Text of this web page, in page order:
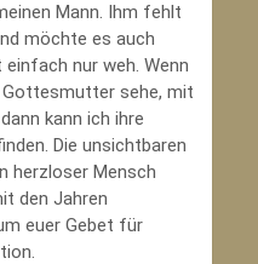
Mann. Ihm fehlt
möchte es auch
nur weh. Wenn
sehe, mit
kann ich ihre
Die unsichtbaren
herzloser Mensch
den Jahren
euer Gebet für